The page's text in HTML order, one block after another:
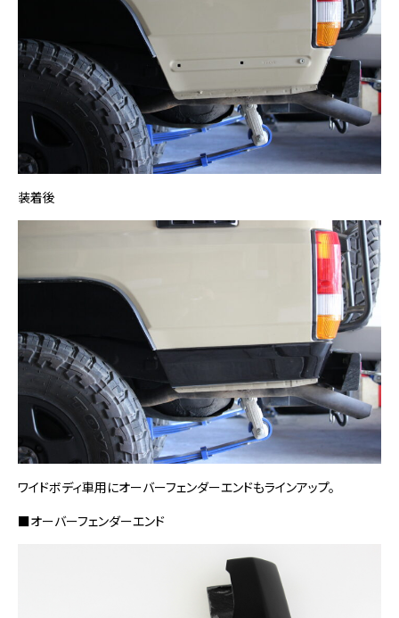
装着後
ワイドボディ車用にオーバーフェンダーエンドもラインアップ。
■オーバーフェンダーエンド